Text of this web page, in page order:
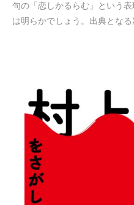
句の「恋しかるらむ」という
は明らかでしょう。出典となる